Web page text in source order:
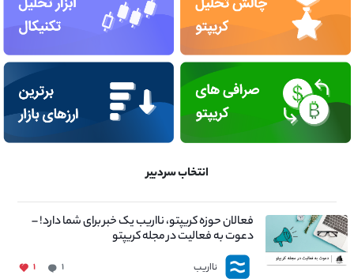
انتخاب سردبیر
فعالان حوزه کریپتو، نااریب یک خبر برای شما دارد! –
دعوت به فعالیت در مجله کریپتو
نااریب ۱ ۱